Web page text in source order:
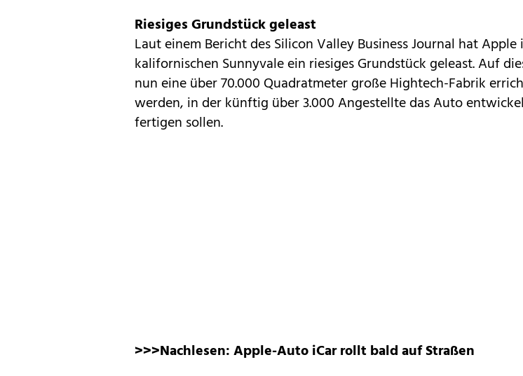
Riesiges Grundstück geleast
Laut einem Bericht desSilicon Valley Business Journal hat Apple
kalifornischen Sunnyvale ein riesiges Grundstück geleast. Auf
nun eine über 70.000 Quadratmeter große Hightech-Fabrik
werden, in der künftig über 3.000 Angestellte das Auto
fertigen sollen.
>>>Nachlesen:Apple-Auto iCar rollt bald auf Straßen